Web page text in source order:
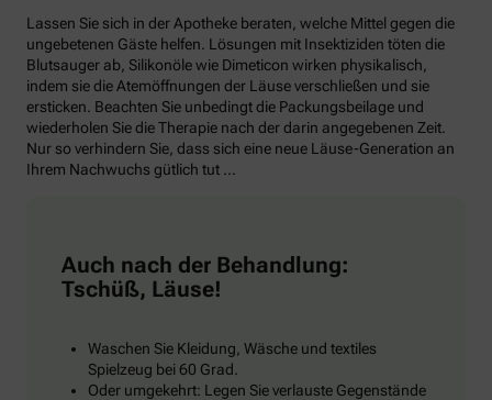
Lassen Sie sich in der Apotheke beraten, welche Mittel gegen die
ungebetenen Gäste helfen. Lösungen mit Insektiziden töten die
Blutsauger ab, Silikonöle wie Dimeticon wirken physikalisch,
indem sie die Atemöffnungen der Läuse verschließen und sie
ersticken. Beachten Sie unbedingt die Packungsbeilage und
wiederholen Sie die Therapie nach der darin angegebenen Zeit.
Nur so verhindern Sie, dass sich eine neue Läuse-Generation an
Ihrem Nachwuchs gütlich tut …
Auch nach der Behandlung:
Tschüß, Läuse!
Waschen Sie Kleidung, Wäsche und textiles
Spielzeug bei 60 Grad.
Oder umgekehrt: Legen Sie verlauste Gegenstände